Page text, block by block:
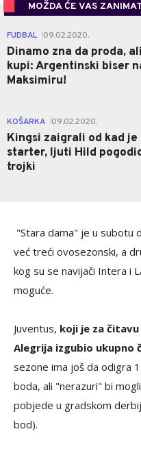
MOŽDA ĆE VAS
FUDBAL 09.02.2020.
Dinamo zna da proda,
kupi: Argentinski biser
Maksimiru!
KOŠARKA 09.02.2020.
Kingsi zaigrali od kad je
starter, ljuti Hild
trojki
"Stara dama" je u subotu
već treći ovosezonski, a
kog su se navijači Intera i
moguće.
Juventus, koji je za
Alegrija izgubio ukupno
sezone ima još da odigra
boda, ali "nerazuri" bi
pobjede u gradskom
bod).